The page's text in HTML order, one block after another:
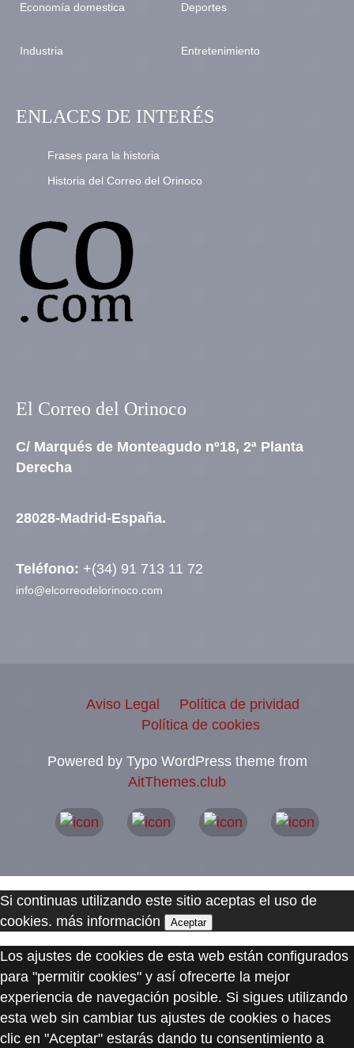
Economía domestica
Industria
Deportes
Entretenimiento
ENLACES DE INTERÉS
Frases para la historia
Historia del Correo del Orinoco
El Correo del Orinoco
C/ Marqués de Monteagudo nº18, 2ª Planta
Derecha
28028-Madrid-España.
Teléfono: +(34) 91 713 11 72
info@elcorreodelorinoco.com
Aviso Legal
Política de prividad
Política de cookies
Powered by Typo WordPress theme from
AitThemes.club
Si continuas utilizando este sitio aceptas el uso de
cookies. más información Aceptar
Los ajustes de cookies de esta web están configurados
para "permitir cookies" y así ofrecerte la mejor
experiencia de navegación posible. Si sigues utilizando
esta web sin cambiar tus ajustes de cookies o haces
clic en "Aceptar" estarás dando tu consentimiento a